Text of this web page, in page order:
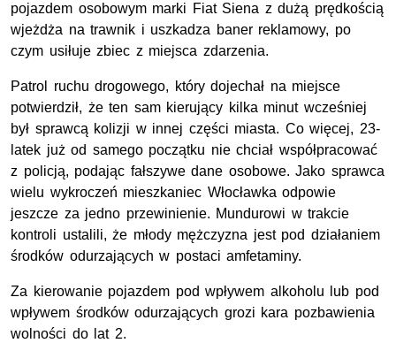
pojazdem osobowym marki Fiat Siena z dużą prędkością
wjeżdża na trawnik i uszkadza baner reklamowy, po
czym usiłuje zbiec z miejsca zdarzenia.
Patrol ruchu drogowego, który dojechał na miejsce
potwierdził, że ten sam kierujący kilka minut wcześniej
był sprawcą kolizji w innej części miasta. Co więcej, 23-
latek już od samego początku nie chciał współpracować
z policją, podając fałszywe dane osobowe. Jako sprawca
wielu wykroczeń mieszkaniec Włocławka odpowie
jeszcze za jedno przewinienie. Mundurowi w trakcie
kontroli ustalili, że młody mężczyzna jest pod działaniem
środków odurzających w postaci amfetaminy.
Za kierowanie pojazdem pod wpływem alkoholu lub pod
wpływem środków odurzających grozi kara pozbawienia
wolności do lat 2.